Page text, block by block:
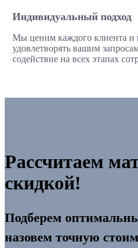
Индивидуальный подход
Мы ценим каждого клиента и
удовлетворять вашим
содействие на всех этапах
Рассчитаем
скидкой!
Подберем
назовем точную